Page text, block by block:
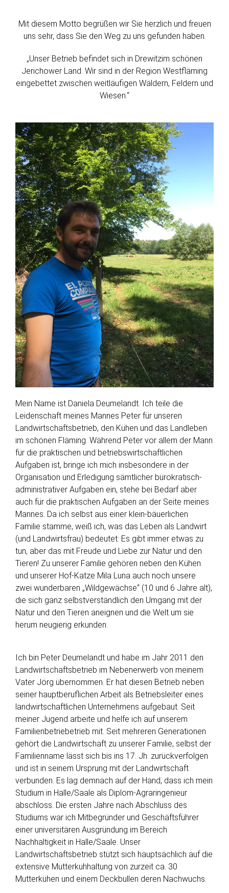
Mit diesem Motto begrüßen wir Sie herzlich und freuen
uns sehr, dass Sie den Weg zu uns gefunden haben.
„Unser Betrieb befindet sich in Drewitzim schönen
Jerichower Land. Wir sind in der Region Westfläming
eingebettet zwischen weitläufigen Wäldern, Feldern und
Wiesen.“
Mein Name ist Daniela Deumelandt. Ich teile die
Leidenschaft meines Mannes Peter für unseren
Landwirtschaftsbetrieb, den Kühen und das Landleben
im schönen Fläming. Während Peter vor allem der Mann
für die praktischen und betriebswirtschaftlichen
Aufgaben ist, bringe ich mich insbesondere in der
Organisation und Erledigung sämtlicher bürokratisch-
administrativer Aufgaben ein, stehe bei Bedarf aber
auch für die praktischen Aufgaben an der Seite meines
Mannes. Da ich selbst aus einer klein-bäuerlichen
Familie stamme, weiß ich, was das Leben als Landwirt
(und Landwirtsfrau) bedeutet: Es gibt immer etwas zu
tun, aber das mit Freude und Liebe zur Natur und den
Tieren! Zu unserer Familie gehören neben den Kühen
und unserer Hof-Katze Mila Luna auch noch unsere
zwei wunderbaren „Wildgewächse“ (10 und 6 Jahre alt),
die sich ganz selbstverständlich den Umgang mit der
Natur und den Tieren aneignen und die Welt um sie
herum neugierig erkunden.
Ich bin Peter Deumelandt und habe im Jahr 2011 den
Landwirtschaftsbetrieb im Nebenerwerb von meinem
Vater Jörg übernommen. Er hat diesen Betrieb neben
seiner hauptberuflichen Arbeit als Betriebsleiter eines
landwirtschaftlichen Unternehmens aufgebaut. Seit
meiner Jugend arbeite und helfe ich auf unserem
Familienbetriebetrieb mit. Seit mehreren Generationen
gehört die Landwirtschaft zu unserer Familie, selbst der
Familienname lässt sich bis ins 17. Jh. zurückverfolgen
und ist in seinem Ursprung mit der Landwirtschaft
verbunden. Es lag demnach auf der Hand, dass ich mein
Studium in Halle/Saale als Diplom-Agraringenieur
abschloss. Die ersten Jahre nach Abschluss des
Studiums war ich Mitbegründer und Geschäftsführer
einer universitären Ausgründung im Bereich
Nachhaltigkeit in Halle/Saale. Unser
Landwirtschaftsbetrieb stützt sich hauptsächlich auf die
extensive Mutterkuhhaltung von zurzeit ca. 30
Mutterkühen und einem Deckbullen deren Nachwuchs.